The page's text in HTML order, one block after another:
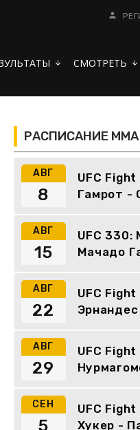
arrow_downward СМОТРЕТЬ arrow_downward
РАСПИСАНИЕ ММА
АВГ
UFC
Гамрот -
8
АВГ
UFC 330:
Мачадо
15
АВГ
UFC
22
АВГ
UFC
29
СЕН
UFC
Хукер -
5